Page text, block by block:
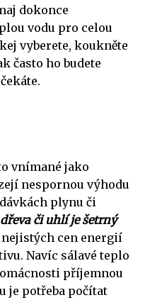
dokonce
vodu pro celou
vyberete, koukněte
často ho budete
vnímané jako
nespornou výhodu
plynu či
či uhlí je šetrný
nejistých cen energií
Navíc sálavé teplo
příjemnou
je potřeba počítat